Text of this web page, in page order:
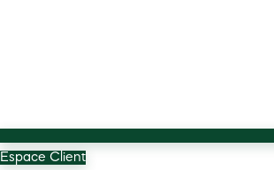
Espace Client